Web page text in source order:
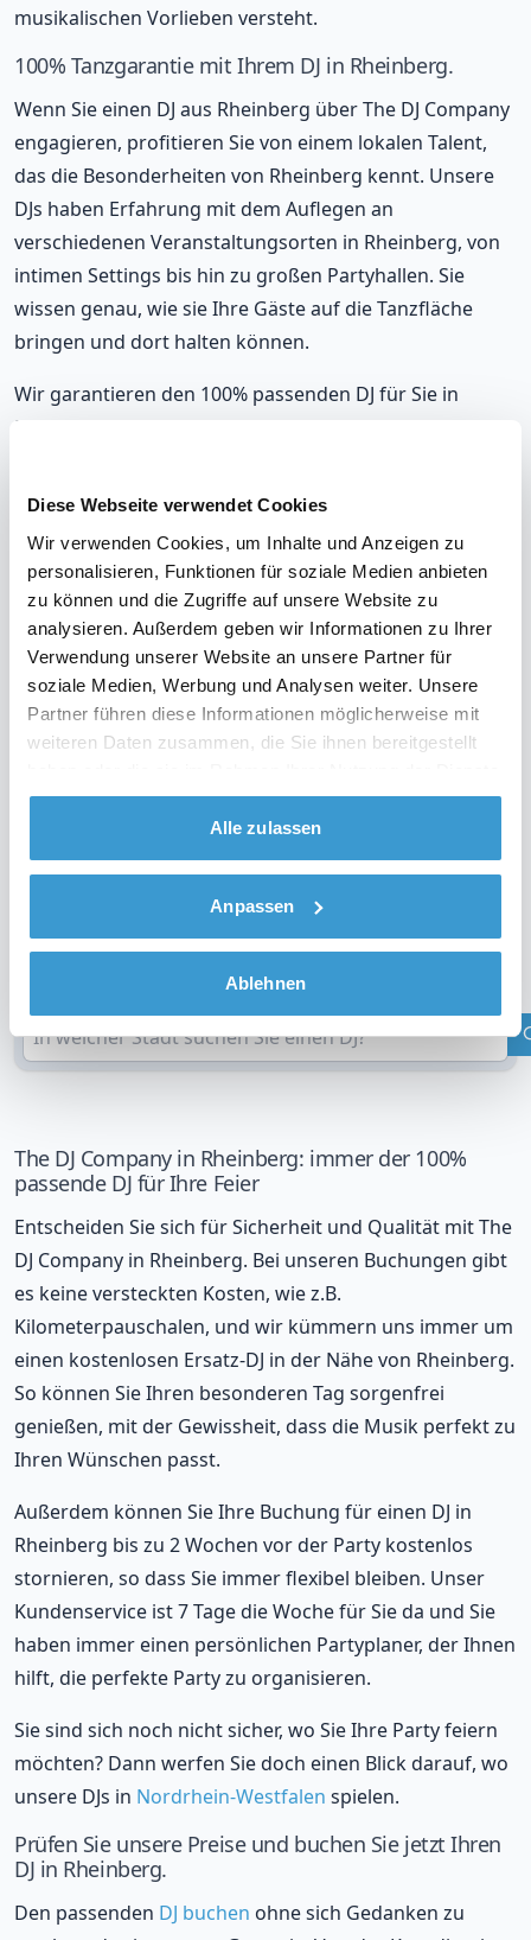
Diese Webseite verwendet Cookies
Wir verwenden Cookies, um Inhalte und Anzeigen zu
personalisieren, Funktionen für soziale Medien anbieten
zu können und die Zugriffe auf unsere Website zu
analysieren. Außerdem geben wir Informationen zu Ihrer
Verwendung unserer Website an unsere Partner für
soziale Medien, Werbung und Analysen weiter. Unsere
Partner führen diese Informationen möglicherweise mit
weiteren Daten zusammen, die Sie ihnen bereitgestellt
gesammelt haben.
Alle zulassen
Anpassen
Ablehnen
musikalischen Vorlieben versteht.
100% Tanzgarantie mit Ihrem DJ in Rheinberg.
Wenn Sie einen DJ aus Rheinberg über The DJ Company
engagieren, profitieren Sie von einem lokalen Talent,
das die Besonderheiten von Rheinberg kennt. Unsere
DJs haben Erfahrung mit dem Auflegen an
verschiedenen Veranstaltungsorten in Rheinberg, von
intimen Settings bis hin zu großen Partyhallen. Sie
wissen genau, wie sie Ihre Gäste auf die Tanzfläche
bringen und dort halten können.
Wir garantieren den 100% passenden DJ für Sie in
Rheinberg, der sich nahtlos an Ihre musikalischen
Mit unseren DJs, die in Rheinberg auflegen, werden Sie
Unsere DJs gehören zu den meistgebuchten in
Rheinberg, mit einer durchschnittlichen Bewertung von
9,2. Und im unwahrscheinlichen Fall, dass Sie mit Ihrem
DJ nicht zufrieden sind? Erhalten Sie Ihr Geld zurück.
Sehen Sie sich das Video über unsere Arbeitsweise
DJ in Ihrer Region?
Überprüfen Sie Ihren Standort
The DJ Company in Rheinberg: immer der 100%
passende DJ für Ihre Feier
Entscheiden Sie sich für Sicherheit und Qualität mit The
DJ Company in Rheinberg. Bei unseren Buchungen gibt
es keine versteckten Kosten, wie z.B.
Kilometerpauschalen, und wir kümmern uns immer um
einen kostenlosen Ersatz-DJ in der Nähe von Rheinberg.
So können Sie Ihren besonderen Tag sorgenfrei
genießen, mit der Gewissheit, dass die Musik perfekt zu
Ihren Wünschen passt.
Außerdem können Sie Ihre Buchung für einen DJ in
Rheinberg bis zu 2 Wochen vor der Party kostenlos
stornieren, so dass Sie immer flexibel bleiben. Unser
Kundenservice ist 7 Tage die Woche für Sie da und Sie
haben immer einen persönlichen Partyplaner, der Ihnen
hilft, die perfekte Party zu organisieren.
Sie sind sich noch nicht sicher, wo Sie Ihre Party feiern
möchten? Dann werfen Sie doch einen Blick darauf, wo
unsere DJs in Nordrhein-Westfalen spielen.
Prüfen Sie unsere Preise und buchen Sie jetzt Ihren
DJ in Rheinberg.
Den passenden DJ buchen ohne sich Gedanken zu